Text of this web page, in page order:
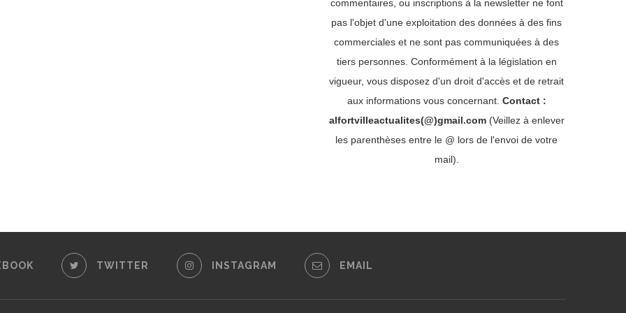
commentaires, ou inscriptions à la newsletter ne font
pas l'objet d'une exploitation des données à des fins
commerciales et ne sont pas communiquées à des
tiers personnes. Conformément à la législation en
vigueur, vous disposez d'un droit d'accès et de retrait
aux informations vous concernant. Contact :
alfortvilleactualites(@)gmail.com(Veillez à enlever
les parenthèses entre le @ lors de l'envoi de votre
mail).
TWITTER INSTAGRAM EMAIL